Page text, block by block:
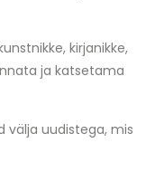
kirjanikke,
ja katsetama
välja uudistega, mis